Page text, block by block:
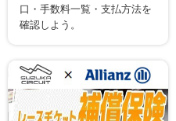
口・手数料一覧・支払方法を
確認しよう。